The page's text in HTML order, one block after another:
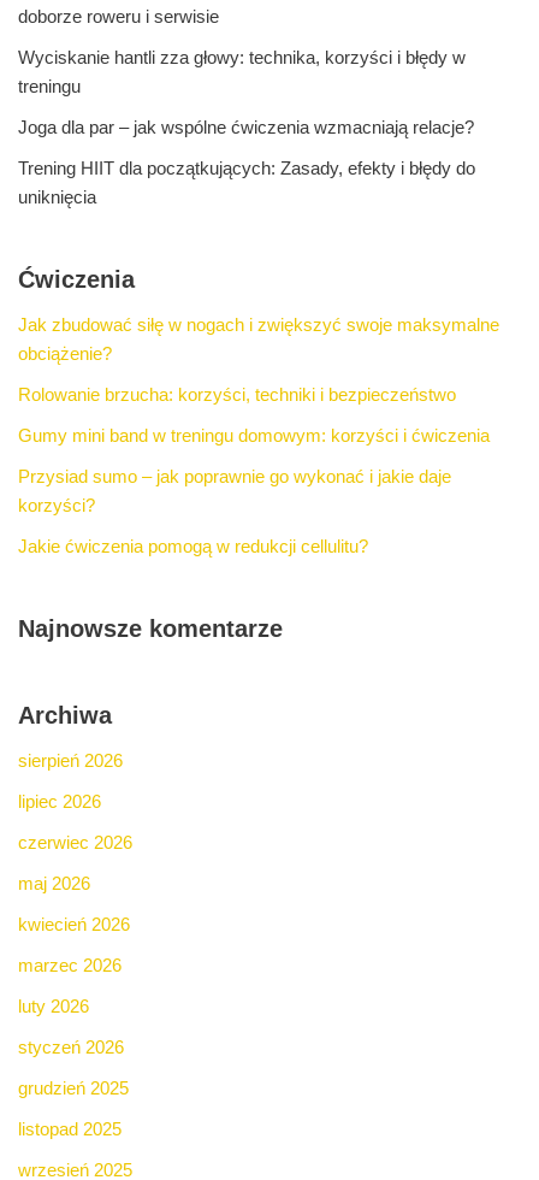
doborze roweru i serwisie
Wyciskanie hantli zza głowy: technika, korzyści i błędy w
treningu
Joga dla par – jak wspólne ćwiczenia wzmacniają relacje?
Trening HIIT dla początkujących: Zasady, efekty i błędy do
uniknięcia
Ćwiczenia
Jak zbudować siłę w nogach i zwiększyć swoje maksymalne
obciążenie?
Rolowanie brzucha: korzyści, techniki i bezpieczeństwo
Gumy mini band w treningu domowym: korzyści i ćwiczenia
Przysiad sumo – jak poprawnie go wykonać i jakie daje
korzyści?
Jakie ćwiczenia pomogą w redukcji cellulitu?
Najnowsze komentarze
Archiwa
sierpień 2026
lipiec 2026
czerwiec 2026
maj 2026
kwiecień 2026
marzec 2026
luty 2026
styczeń 2026
grudzień 2025
listopad 2025
wrzesień 2025